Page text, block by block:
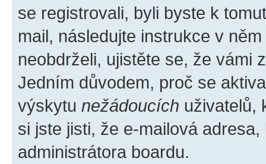
se registrovali, byli byste k
mail, následujte instrukce v
neobdrželi, ujistěte se, že vámi
Jedním důvodem, proč se
výskytu nežádoucích uživatelů,
si jste jisti, že e-mailová
administrátora boardu.